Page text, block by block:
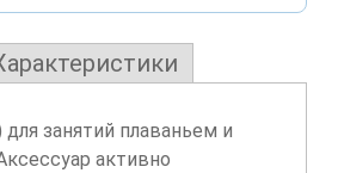
для занятий плаваньем и
активно